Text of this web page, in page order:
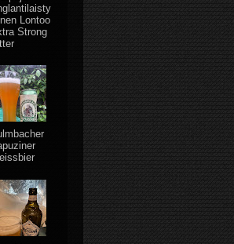
Lontoo
Strong